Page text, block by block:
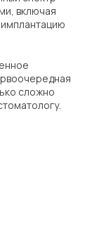
включая
сложно